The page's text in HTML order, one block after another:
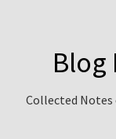
Blog
Collected